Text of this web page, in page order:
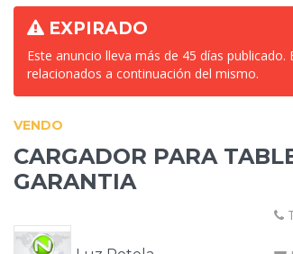
EXPIRADO
Este anuncio lleva más de 45 días
relacionados a continuación del mismo.
VENDO
CARGADOR PARA
GARANTIA